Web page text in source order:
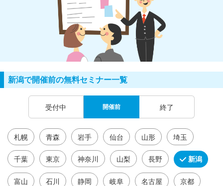
新潟で開催前の無料セミナー一覧
受付中 開催前 終了
札幌 青森 岩手 仙台 山形 埼玉
千葉 東京 神奈川 山梨 長野 新潟
富山 石川 静岡 岐阜 名古屋 京都